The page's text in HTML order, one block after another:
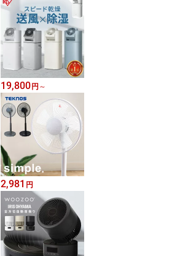
19,800 円 ～
2,981 円